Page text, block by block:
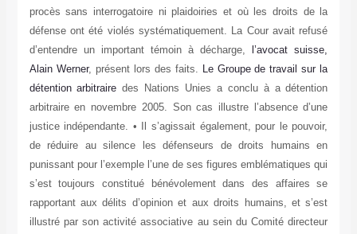
procès sans interrogatoire ni plaidoiries et où les droits de la
défense ont été violés systématiquement. La Cour avait refusé
d’entendre un important témoin à décharge,
l’avocat suisse,
Alain Werner, présent lors des faits. Le Groupe de travail sur la
détention arbitraire des Nations Unies a conclu à a détention
arbitraire en novembre 2005. Son cas illustre l’absence d’une
justice indépendante. • Il s’agissait également, pour le pouvoir,
de réduire au silence les défenseurs de droits humains en
punissant pour l’exemple l’une de ses figures emblématiques qui
s’est toujours constitué bénévolement dans des affaires se
rapportant aux délits d’opinion et aux droits humains, et s’est
illustré par son activité associative au sein du Comité directeur